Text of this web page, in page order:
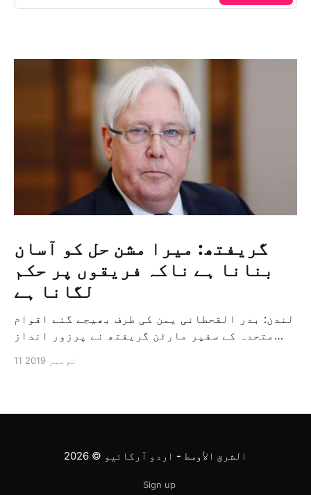
گریفتھ: میرا مشن حل کو آسان
بنانا ہے ناکہ فریقوں پر حکم
لگانا ہے
لندن: بدر القحطانی یمن کی طرف بھیجے گئے اقوام
متحدہ کے سفیر مارٹن گریفتھ نے پرزور انداز
ثالثی اور اس کشمکش کی حدبندی کرنے کے لئے ایک
11 نومبر 2019
الشرق الأوسط - اردو آرکائیو © 2026
Sign up